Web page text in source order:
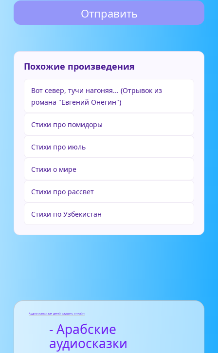
Похожие произведения
Вот север, тучи нагоняя... (Отрывок из
романа "Евгений Онегин")
Стихи про помидоры
Стихи про июль
Стихи о мире
Стихи про рассвет
Стихи по Узбекистан
Аудиосказки для детей слушать онлайн
- Арабские
аудиосказки